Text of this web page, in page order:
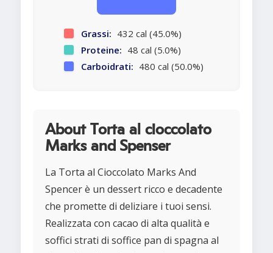
Grassi: 432 cal (45.0%)
Proteine: 48 cal (5.0%)
Carboidrati: 480 cal (50.0%)
About Torta al cioccolato
Marks and Spenser
La Torta al Cioccolato Marks And
Spencer è un dessert ricco e decadente
che promette di deliziare i tuoi sensi.
Realizzata con cacao di alta qualità e
soffici strati di soffice pan di spagna al